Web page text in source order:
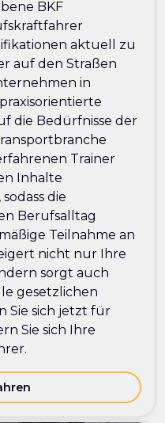
BKF
aktuell zu
auf den Straßen
in
die Bedürfnisse der
Trainer
Inhalte
die
Berufsalltag
Teilnahme an
nicht nur Ihre
sorgt auch
gesetzlichen
Sie sich jetzt für
Sie sich Ihre